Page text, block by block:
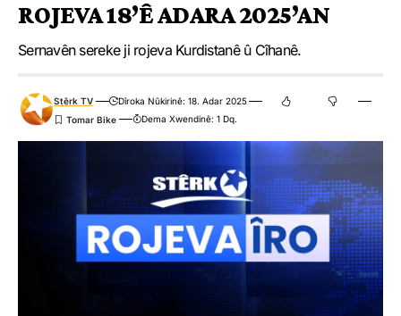
ROJEVA 18’Ê ADARA 2025’AN
Sernavên sereke ji rojeva Kurdistanê û Cîhanê.
Stêrk TV
Dîroka Nûkirinê: 18. Adar 2025
Dema Xwendinê: 1 Dq.